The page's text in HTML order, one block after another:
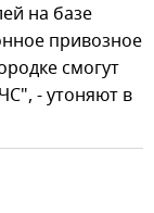
на базе
привозное
смогут
- утоняют в